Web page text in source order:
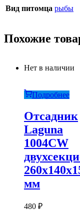
Вид питомца рыбы
Похожие
Нет в наличии
Подробнее
Отсадник
Laguna
1004CW
мм
480 ₽